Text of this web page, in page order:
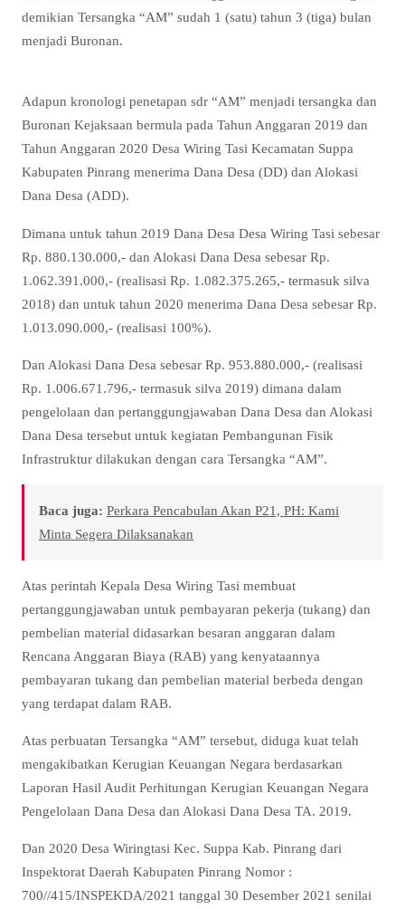
demikian Tersangka “AM” sudah 1 (satu) tahun 3 (tiga) bulan
menjadi Buronan.
Adapun kronologi penetapan sdr “AM” menjadi tersangka dan
Buronan Kejaksaan bermula pada Tahun Anggaran 2019 dan
Tahun Anggaran 2020 Desa Wiring Tasi Kecamatan Suppa
Kabupaten Pinrang menerima Dana Desa (DD) dan Alokasi
Dana Desa (ADD).
Dimana untuk tahun 2019 Dana Desa Desa Wiring Tasi sebesar
Rp. 880.130.000,- dan Alokasi Dana Desa sebesar Rp.
1.062.391.000,- (realisasi Rp. 1.082.375.265,- termasuk silva
2018) dan untuk tahun 2020 menerima Dana Desa sebesar Rp.
1.013.090.000,- (realisasi 100%).
Dan Alokasi Dana Desa sebesar Rp. 953.880.000,- (realisasi
Rp. 1.006.671.796,- termasuk silva 2019) dimana dalam
pengelolaan dan pertanggungjawaban Dana Desa dan Alokasi
Dana Desa tersebut untuk kegiatan Pembangunan Fisik
Infrastruktur dilakukan dengan cara Tersangka “AM”.
Baca juga: Perkara Pencabulan Akan P21, PH: Kami
Minta Segera Dilaksanakan
Atas perintah Kepala Desa Wiring Tasi membuat
pertanggungjawaban untuk pembayaran pekerja (tukang) dan
pembelian material didasarkan besaran anggaran dalam
Rencana Anggaran Biaya (RAB) yang kenyataannya
pembayaran tukang dan pembelian material berbeda dengan
yang terdapat dalam RAB.
Atas perbuatan Tersangka “AM” tersebut, diduga kuat telah
mengakibatkan Kerugian Keuangan Negara berdasarkan
Laporan Hasil Audit Perhitungan Kerugian Keuangan Negara
Pengelolaan Dana Desa dan Alokasi Dana Desa TA. 2019.
Dan 2020 Desa Wiringtasi Kec. Suppa Kab. Pinrang dari
Inspektorat Daerah Kabupaten Pinrang Nomor :
700//415/INSPEKDA/2021 tanggal 30 Desember 2021 senilai